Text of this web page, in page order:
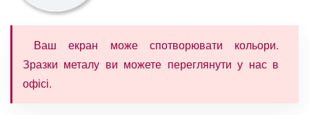
Ваш екран може спотворювати кольори.
Зразки металу ви можете переглянути у нас в
офісі.